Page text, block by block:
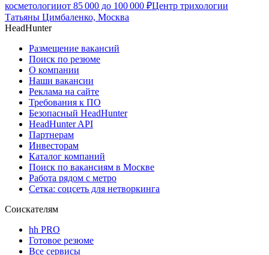
косметологииот 85 000 до 100 000 ₽Центр трихологии
Татьяны Цимбаленко, Москва
HeadHunter
Размещение вакансий
Поиск по резюме
О компании
Наши вакансии
Реклама на сайте
Требования к ПО
Безопасный HeadHunter
HeadHunter API
Партнерам
Инвесторам
Каталог компаний
Поиск по вакансиям в Москве
Работа рядом с метро
Сетка: соцсеть для нетворкинга
Соискателям
hh PRO
Готовое резюме
Все сервисы